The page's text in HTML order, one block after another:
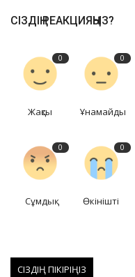
СІЗДІҢ РЕАКЦИЯҢЫЗ?
0
Жақсы
0
Ұнамайды
0
Сұмдық
0
Өкінішті
СІЗДІҢ ПІКІРІҢІЗ